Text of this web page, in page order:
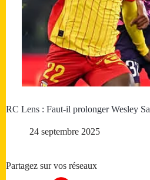
RC Lens : Faut-il prolonger Wesley
24 septembre 2025
Partagez sur vos réseaux